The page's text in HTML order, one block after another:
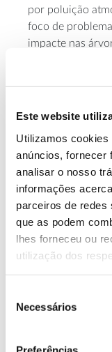
Este website
Utilizamos cookies
anúncios, fornecer
analisar o nosso
informações
parceiros de redes
que as podem
lhes forneceu ou
utilização dos
Necessários
por poluição
foco de
impacte nas
Atualmente, as
neve.
A República da
pragas e
se Liechtenstein
europeu (dados
florestal está
selvagem e o
de 1% da área
países),
afetaram 1,1%